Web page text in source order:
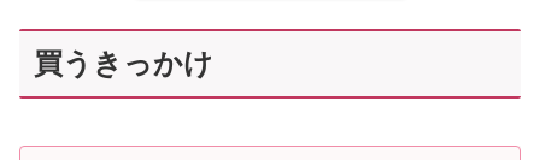
買うきっかけ